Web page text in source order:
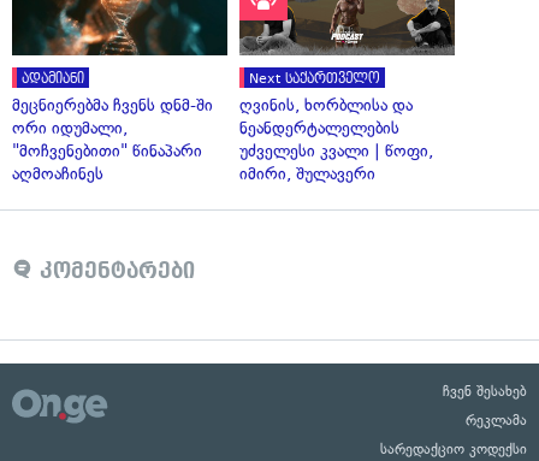
ადამიანი
მეცნიერებმა ჩვენს დნმ-ში
ორი იდუმალი,
"მოჩვენებითი" წინაპარი
აღმოაჩინეს
Next საქართველო
ღვინის, ხორბლისა და
ნეანდერტალელების
უძველესი კვალი | წოფი,
იმირი, შულავერი
კომენტარები
ჩვენ შესახებ
რეკლამა
სარედაქციო კოდექსი